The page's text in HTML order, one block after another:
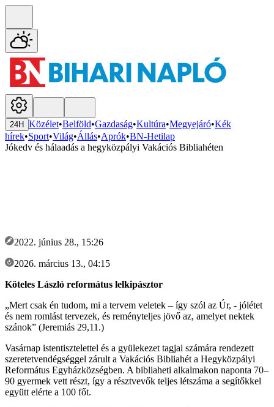
24H Közélet•Belföld•Gazdaság•Kultúra•Megyejáró•Kék
hírek•Sport•Világ•Állás•Aprók•BN-Hetilap
Jókedv és hálaadás a hegyközpályi Vakációs Bibliahéten
2022. június 28., 15:26
2026. március 13., 04:15
Köteles László református lelkipásztor
„Mert csak én tudom, mi a tervem veletek – így szól az Úr, - jólétet
és nem romlást tervezek, és reményteljes jövő az, amelyet nektek
szánok” (Jeremiás 29,11.)
Vasárnap istentisztelettel és a gyülekezet tagjai számára rendezett
szeretetvendégséggel zárult a Vakációs Bibliahét a Hegyközpályi
Református Egyházközségben. A bibliaheti alkalmakon naponta 70–
90 gyermek vett részt, így a résztvevők teljes létszáma a segítőkkel
együtt elérte a 100 főt.